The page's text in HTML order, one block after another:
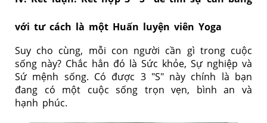
với tư cách là một Huấn luyện viên Yoga
Suy cho cùng, mỗi con người cần gì trong cuộc
sống này? Chắc hẳn đó là Sức khỏe, Sự nghiệp và
Sứ mệnh sống. Có được 3 "S" này chính là bạn
đang có một cuộc sống trọn vẹn, bình an và
hạnh phúc.